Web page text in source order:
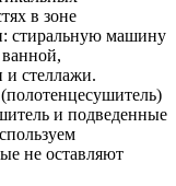
в зоне
стиральную машину
и стеллажи.
и подведенные
не оставляют